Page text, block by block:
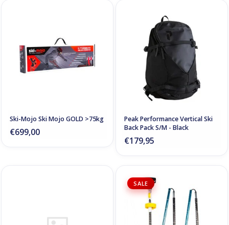
Ski-Mojo Ski Mojo GOLD >75kg
€699,00
Peak Performance Vertical Ski
Back Pack S/M - Black
€179,95
SALE